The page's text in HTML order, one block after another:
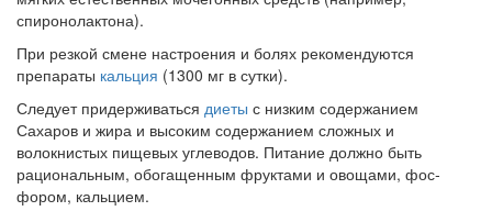
палату на
заключается в
нахождении одного из
родителей в
больничной палате
бесплатно, в течении всего срока лечения...
спиронолактона).
При резкой смене настроения и болях рекомендуются
препараты кальция (1300 мг в сутки).
Следует придерживаться диеты с низким содержани­ем
Сахаров и жира и высоким содержанием сложных и
волокнистых пищевых углеводов. Питание должно быть
рациональным, обогащенным фруктами и овощами, фос­
фором, кальцием.